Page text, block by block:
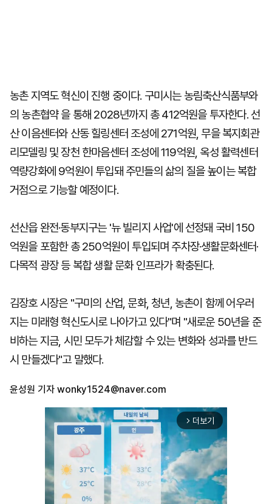
농촌 지역도 혁신이 진행 중이다. 구미시는 농림축산식품부와
의 농촌협약 을 통해 2028년까지 총 412억원을 투자한다. 선
산 이음센터와 산동 힐링센터 조성에 271억원, 무을 복지회관
리모델링 및 장천 한마음센터 조성에 119억원, 옥성 활력센터
역량강화에 9억원이 투입돼 주민들의 삶의 질을 높이는 복합
거점으로 기능할 예정이다.
선산읍 완전·동부지구는 '뉴 빌리지 사업'에 선정돼 국비 150
억원을 포함한 총 250억원이 투입되며 주차장·생활문화센터·
다목적 광장 등 복합 생활 문화 인프라가 확충된다.
김장호 시장은 "구미의 산업, 문화, 청년, 농촌이 함께 어우러
지는 미래형 혁신도시로 나아가고 있다"며 "새로운 50년을 준
비하는 지금, 시민 모두가 체감할 수 있는 변화와 성과를 반드
시 만들겠다"고 말했다.
윤성원 기자 wonky1524@naver.com
arrow_forward_ios 더보기